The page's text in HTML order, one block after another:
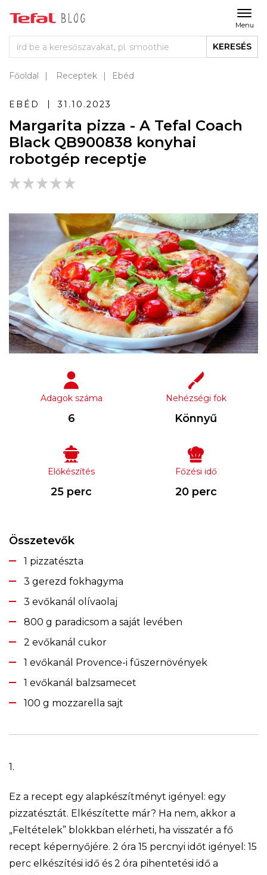
Menu
KERESÉS
Főoldal Receptek Ebéd
EBÉD 31.10.2023
Margarita pizza - A Tefal Coach
Black QB900838 konyhai
robotgép receptje
Adagok száma
6
Nehézségi fok
Könnyű
Előkészítés
25 perc
Főzési idő
20 perc
Összetevők
1 pizzatészta
3 gerezd fokhagyma
3 evőkanál olívaolaj
800 g paradicsom a saját levében
2 evőkanál cukor
1 evőkanál Provence-i fűszernövények
1 evőkanál balzsamecet
100 g mozzarella sajt
1.
Ez a recept egy alapkészítményt igényel: egy
pizzatésztát. Elkészítette már? Ha nem, akkor a
„Feltételek” blokkban elérheti, ha visszatér a fő
recept képernyőjére. 2 óra 15 percnyi időt igényel: 15
perc elkészítési idő és 2 óra pihentetési idő a